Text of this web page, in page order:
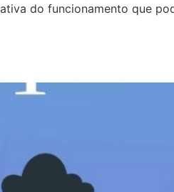
do funcionamento que